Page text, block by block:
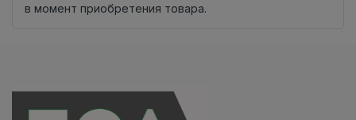
в момент приобретения товара.